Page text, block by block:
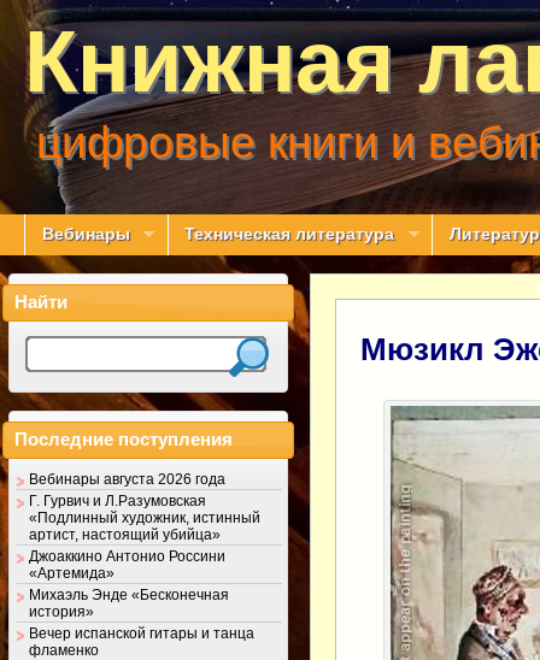
Книжная
цифровые книги и
Вебинары Техническая литература
Мюзикл
Найти
Последние поступления
Вебинары августа 2026 года
Г. Гурвич и Л.Разумовская
«Подлинный художник, истинный
артист, настоящий убийца»
Джоаккино Антонио Россини
«Артемида»
Михаэль Энде «Бесконечная
история»
Вечер испанской гитары и танца
фламенко